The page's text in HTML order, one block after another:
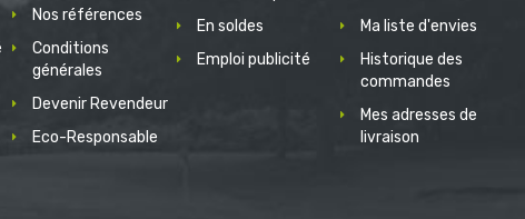
Nos références
Conditions
générales
Devenir Revendeur
Eco-Responsable
En soldes
Emploi publicité
Ma liste d'envies
Historique des
commandes
Mes adresses de
livraison